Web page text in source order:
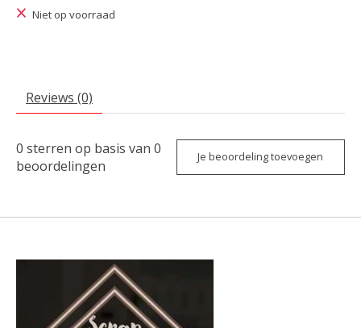
Niet op voorraad
Reviews (0)
0 sterren op basis van 0
beoordelingen
Je beoordeling toevoegen